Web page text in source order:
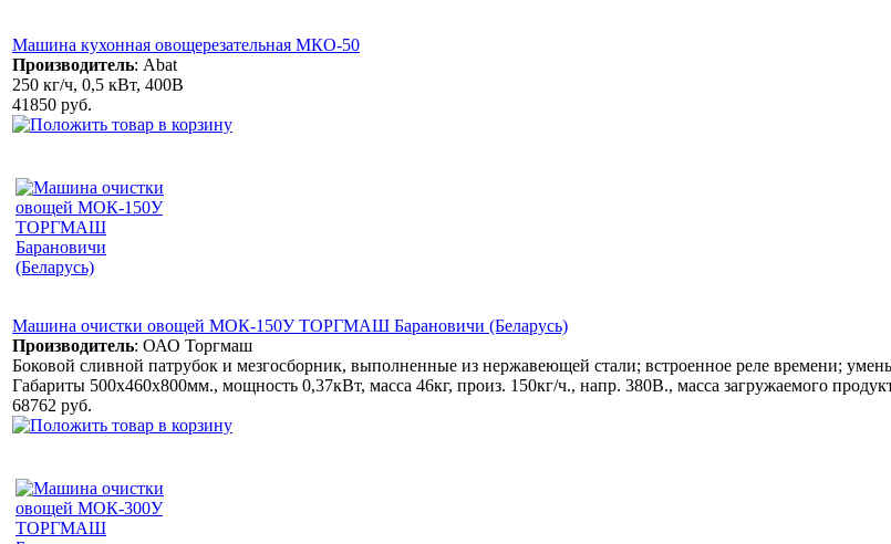
Машина кухонная овощерезательная МКО-50
Производитель: Abat
250 кг/ч, 0,5 кВт, 400В
41850 руб.
Машина очистки овощей МОК-150У ТОРГМАШ Барановичи (Беларусь)
Производитель: ОАО Торгмаш
Боковой сливной патрубок и мезгосборник, выполненные из нержавеющей стали; встроенное реле времени;
Габариты 500х460х800мм., мощность 0,37кВт, масса 46кг, произ. 150кг/ч., напр. 380В., масса загружаемого
68762 руб.